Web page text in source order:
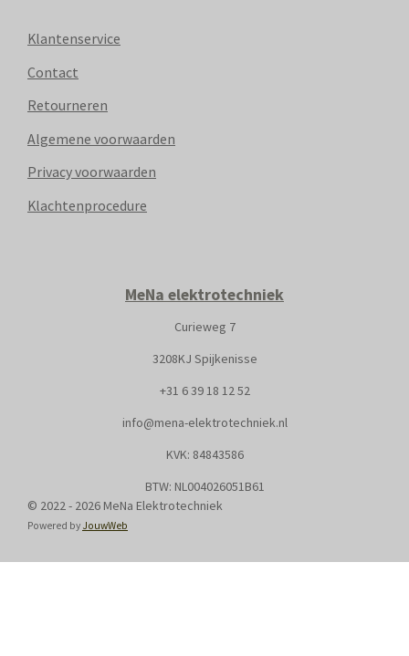
Klantenservice
Contact
Retourneren
Algemene voorwaarden
Privacy voorwaarden
Klachtenprocedure
MeNa elektrotechniek
Curieweg 7
3208KJ Spijkenisse
+31 6 39 18 12 52
info@mena-elektrotechniek.nl
KVK: 84843586
BTW: NL004026051B61
© 2022 - 2026 MeNa Elektrotechniek
Powered by JouwWeb